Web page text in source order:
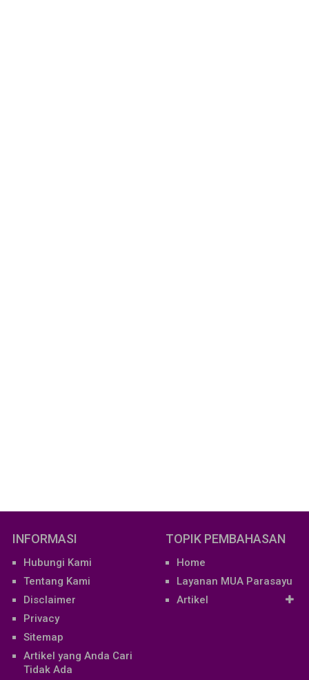
INFORMASI
Hubungi Kami
Tentang Kami
Disclaimer
Privacy
Sitemap
Artikel yang Anda Cari
Tidak Ada
TOPIK PEMBAHASAN
Home
Layanan MUA Parasayu
Artikel